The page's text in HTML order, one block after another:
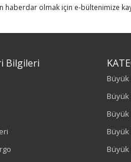
haberdar olmak için e-bültenimize
Bilgileri